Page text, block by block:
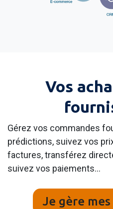
Vos
Gérez vos commandes
prédictions, suivez vos
factures, transférez
suivez vos paiements...
Je gère